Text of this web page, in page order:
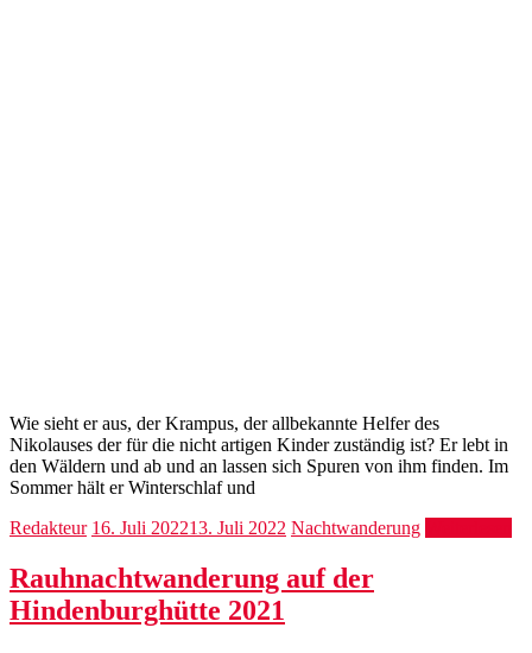
Wie sieht er aus, der Krampus, der allbekannte Helfer des
Nikolauses der für die nicht artigen Kinder zuständig ist? Er lebt in
den Wäldern und ab und an lassen sich Spuren von ihm finden. Im
Sommer hält er Winterschlaf und
Redakteur 16. Juli 202213. Juli 2022 Nachtwanderung
Rauhnachtwanderung auf der
Hindenburghütte 2021